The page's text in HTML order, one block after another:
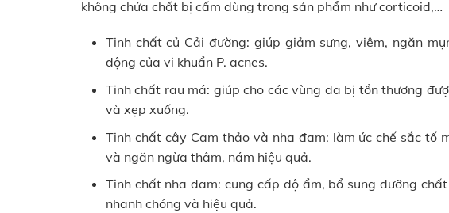
không chứa chất bị cấm dùng trong sản phẩm như corticoid,…
Tinh chất củ Cải đường: giúp giảm sưng, viêm, ngăn
động của vi khuẩn P. acnes.
Tinh chất rau má: giúp cho các vùng da bị tổn thương
và xẹp xuống.
Tinh chất cây Cam thảo và nha đam: làm ức chế sắc tố
và ngăn ngừa thâm, nám hiệu quả.
Tinh chất nha đam: cung cấp độ ẩm, bổ sung dưỡng
nhanh chóng và hiệu quả.